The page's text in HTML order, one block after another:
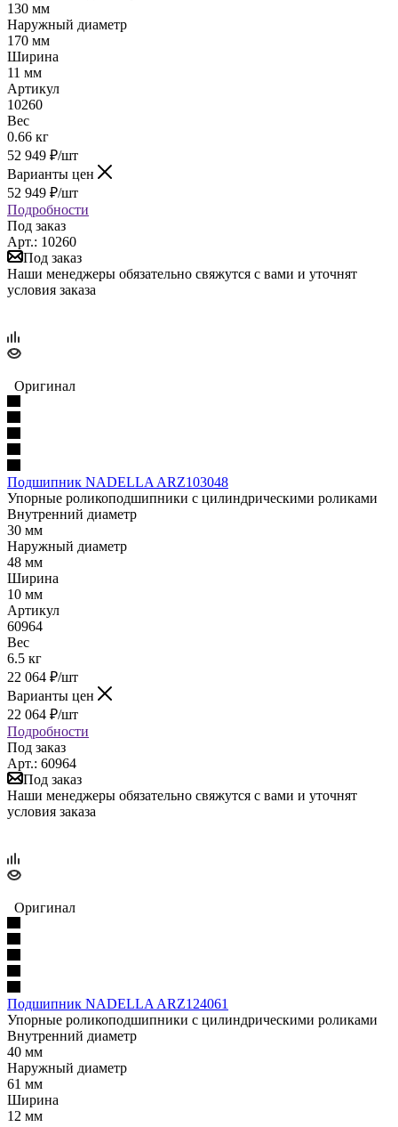
130 мм
Наружный диаметр
170 мм
Ширина
11 мм
Артикул
10260
Вес
0.66 кг
52 949 ₽/шт
Варианты цен
52 949 ₽/шт
Подробности
Под заказ
Арт.: 10260
Под заказ
Наши менеджеры обязательно свяжутся с вами и уточнят
условия заказа
Оригинал
Подшипник NADELLA ARZ103048
Упорные роликоподшипники с цилиндрическими роликами
Внутренний диаметр
30 мм
Наружный диаметр
48 мм
Ширина
10 мм
Артикул
60964
Вес
6.5 кг
22 064 ₽/шт
Варианты цен
22 064 ₽/шт
Подробности
Под заказ
Арт.: 60964
Под заказ
Наши менеджеры обязательно свяжутся с вами и уточнят
условия заказа
Оригинал
Подшипник NADELLA ARZ124061
Упорные роликоподшипники с цилиндрическими роликами
Внутренний диаметр
40 мм
Наружный диаметр
61 мм
Ширина
12 мм